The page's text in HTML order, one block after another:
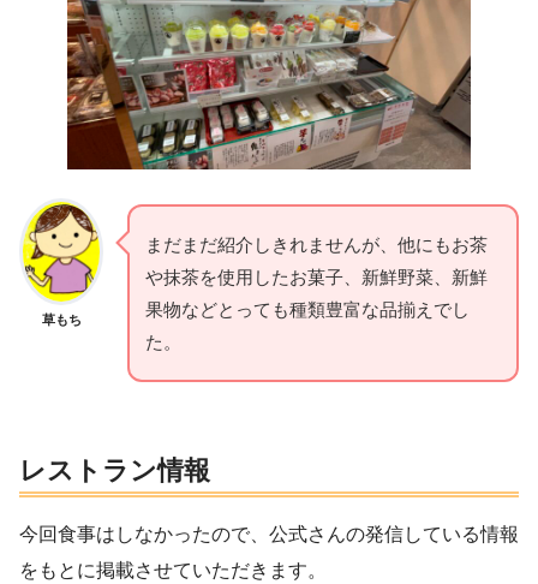
草もち
まだまだ紹介しきれませんが、他にもお茶
や抹茶を使用したお菓子、新鮮野菜、新鮮
果物などとっても種類豊富な品揃えでし
た。
レストラン情報
今回食事はしなかったので、公式さんの発信している情報
をもとに掲載させていただきます。